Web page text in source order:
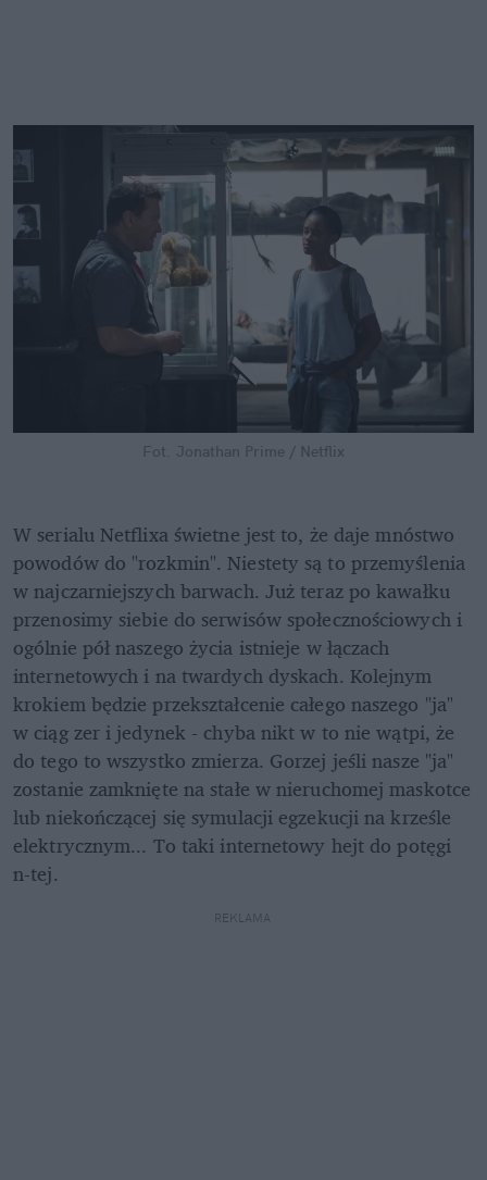
Fot. Jonathan Prime / Netflix
W serialu Netflixa świetne jest to, że daje mnóstwo
powodów do "rozkmin". Niestety są to przemyślenia
w najczarniejszych barwach. Już teraz po kawałku
przenosimy siebie do serwisów społecznościowych i
ogólnie pół naszego życia istnieje w łączach
internetowych i na twardych dyskach. Kolejnym
krokiem będzie przekształcenie całego naszego "ja"
w ciąg zer i jedynek - chyba nikt w to nie wątpi, że
do tego to wszystko zmierza. Gorzej jeśli nasze "ja"
zostanie zamknięte na stałe w nieruchomej maskotce
lub niekończącej się symulacji egzekucji na krześle
elektrycznym... To taki internetowy hejt do potęgi
n-tej.
REKLAMA